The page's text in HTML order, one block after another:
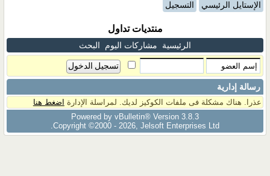
الإستايل الرئيسي التسجيل
منتديات تداول
الرئيسية مشاركات اليوم البحث
رسالة إدارية
عذرا. هناك مشكلة فى ملفات الكوكيز لديك. لمراسلة الإدارة اضغط هنا
Powered by vBulletin® Version 3.8.3
Copyright ©2000 - 2026, Jelsoft Enterprises Ltd.